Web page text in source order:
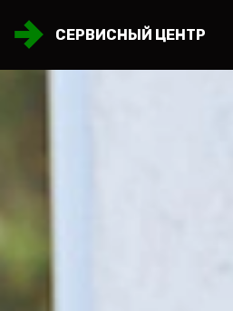
СЕРВИСНЫЙ ЦЕНТР